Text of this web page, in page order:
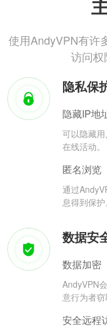
使用AndyVPN有许
访问
隐私保
隐藏IP地
可以隐藏
在线活动。
匿名浏览
通过
息得到保护
数据安
数据加密
AndyVPN
意行为者窃
安全远程